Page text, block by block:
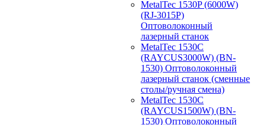
MetalTec 1530P (6000W)
(RJ-3015P)
Оптоволоконный
лазерный станок
MetalTec 1530С
(RAYCUS3000W) (BN-
1530) Оптоволоконный
лазерный станок (сменные
столы/ручная смена)
MetalTec 1530С
(RAYCUS1500W) (BN-
1530) Оптоволоконный